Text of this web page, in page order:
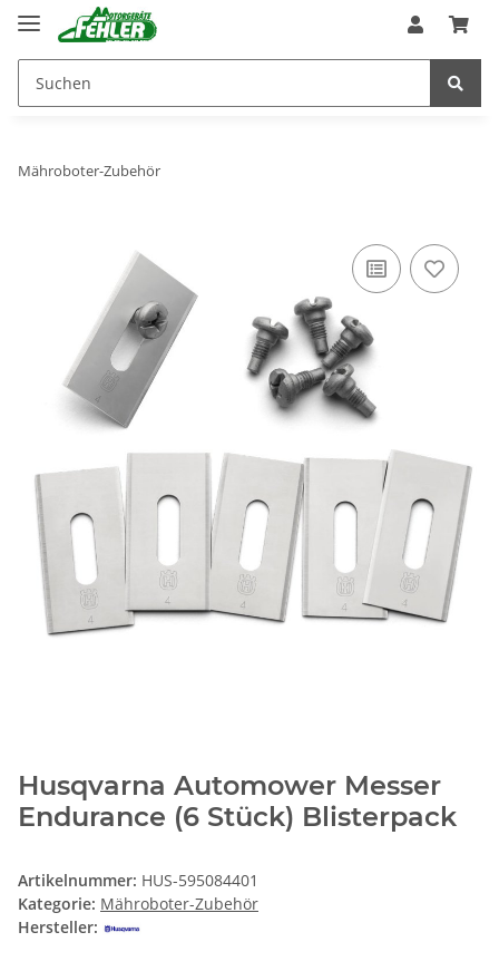
Mähroboter-Zubehör
Husqvarna Automower Messer
Endurance (6 Stück) Blisterpack
Artikelnummer: HUS-595084401
Kategorie: Mähroboter-Zubehör
Hersteller: